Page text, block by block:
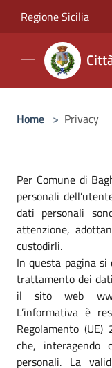
Regione Sicilia
Home > Privacy
Per Comune di
personali
dati personali
attenzione,
custodirli.
In questa pagina
trattamento dei
il sito web
L’informativa è
Regolamento
che,
personali. La